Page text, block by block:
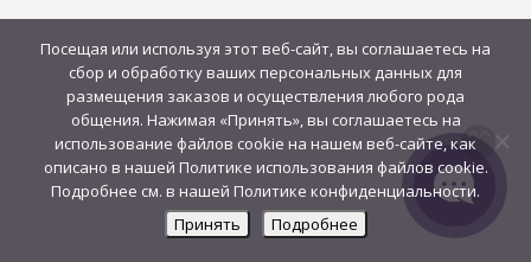
Посещая или используя этот веб-сайт, вы соглашаетесь на
сбор и обработку ваших персональных данных для
размещения заказов и осуществления любого рода
общения. Нажимая «Принять», вы соглашаетесь на
использование файлов cookie на нашем веб-сайте, как
описано в нашей Политике использования файлов cookie.
Подробнее см. в нашей Политике конфиденциальности.
Принять
Подробнее